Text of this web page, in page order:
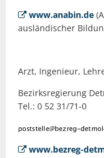
www.anabin.de
ausländischer
Arzt, Ingenieur,
Bezirksregierung
Tel.: 0 52 31/71-0
www.bezreg-